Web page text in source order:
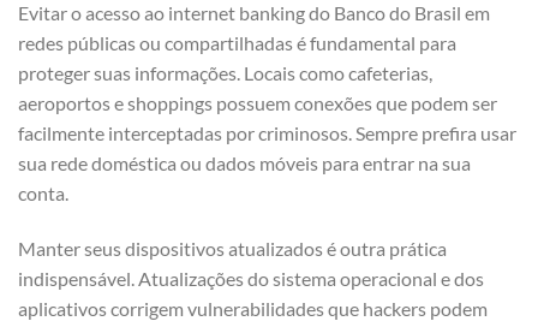
Evitar o acesso ao internet banking do Banco do Brasil em
redes públicas ou compartilhadas é fundamental para
proteger suas informações. Locais como cafeterias,
aeroportos e shoppings possuem conexões que podem ser
facilmente interceptadas por criminosos. Sempre prefira usar
sua rede doméstica ou dados móveis para entrar na sua
conta.
Manter seus dispositivos atualizados é outra prática
indispensável. Atualizações do sistema operacional e dos
aplicativos corrigem vulnerabilidades que hackers podem